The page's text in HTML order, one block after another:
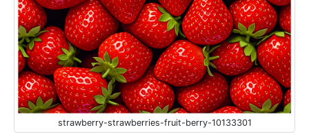
strawberry-strawberries-fruit-berry-10133301